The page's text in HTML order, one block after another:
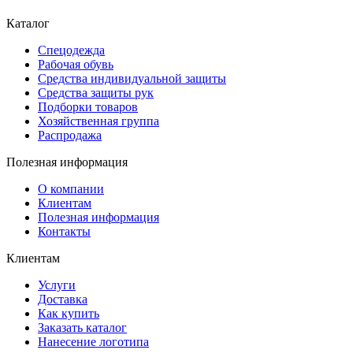
Каталог
Спецодежда
Рабочая обувь
Средства индивидуальной защиты
Средства защиты рук
Подборки товаров
Хозяйственная группа
Распродажа
Полезная информация
О компании
Клиентам
Полезная информация
Контакты
Клиентам
Услуги
Доставка
Как купить
Заказать каталог
Нанесение логотипа